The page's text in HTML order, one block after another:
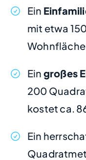
Ein
mit etwa
Ein großes
200
kostet ca.
Ein